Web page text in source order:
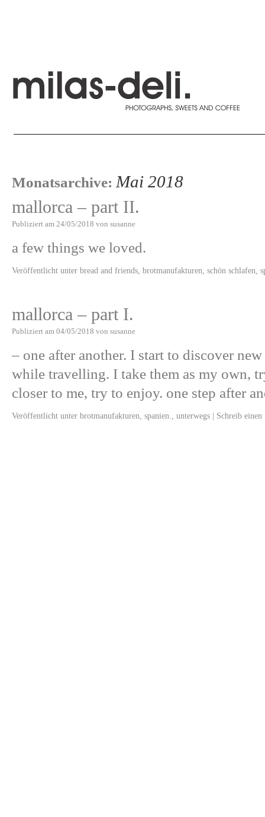
Monatsarchive: Mai 2018
mallorca – part II.
Publiziert am 24/05/2018 von susanne
a few things we loved.
Veröffentlicht unter bread and friends brotmanufakturen schön schlafen
mallorca – part I.
Publiziert am 04/05/2018 von susanne
– one after another. I start to discover
while travelling. I take them as my own,
closer to me, try to enjoy. one step after
Veröffentlicht unter brotmanufakturen spanien. unterwegs | Schreib